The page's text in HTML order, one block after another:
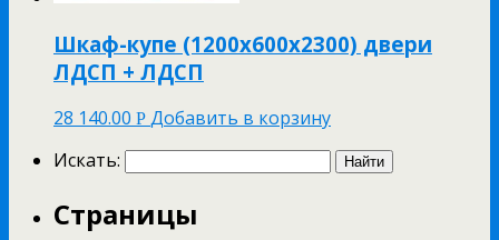
Шкаф-купе (1200х600х2300) двери
ЛДСП + ЛДСП
28 140.00 Р Добавить в корзину
Искать:
Страницы